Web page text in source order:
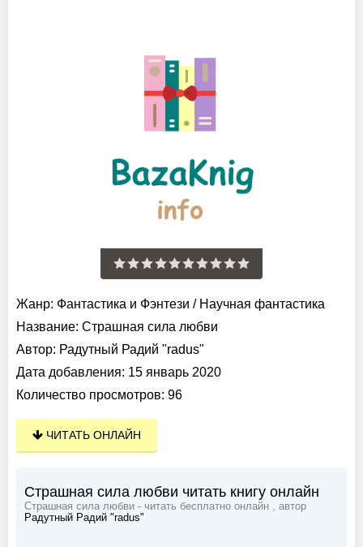
Жанр: Фантастика и Фэнтези / Научная фантастика
Название: Страшная сила любви
Автор: Радутный Радий "radus"
Дата добавления: 15 январь 2020
Количество просмотров: 96
ЧИТАТЬ ОНЛАЙН
Страшная сила любви читать книгу онлайн
Страшная сила любви - читать бесплатно онлайн , автор
Радутный Радий "radus"